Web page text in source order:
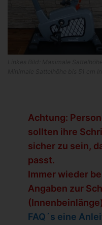
Achtung:
sollten ihre
sicher zu sein,
passt.
Immer wieder
Angaben zur
FAQ´s eine